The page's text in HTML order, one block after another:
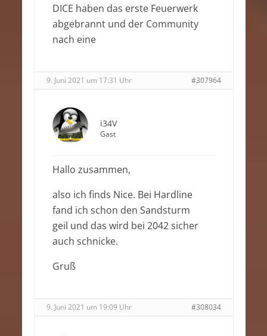
DICE haben das erste Feuerwerk
abgebrannt und der Community
nach eine
9. Juni 2021 um 17:31 Uhr #307964
i34V
Gast
Hallo zusammen,
also ich finds Nice. Bei Hardline
fand ich schon den Sandsturm
geil und das wird bei 2042 sicher
auch schnicke.
Gruß
9. Juni 2021 um 19:09 Uhr #308034